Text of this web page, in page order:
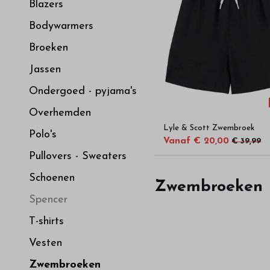
hoge
kwaliteit
onze
webshop
Blazers
Bodywarmers
Broeken
Jassen
Ondergoed - pyjama's
Overhemden
Polo's
Pullovers - Sweaters
Schoenen
Spencer
T-shirts
Vesten
Zwembroeken
Lyle & Scott Zwembroek
Vanaf € 20,00 € 39,99
Zwembroeken